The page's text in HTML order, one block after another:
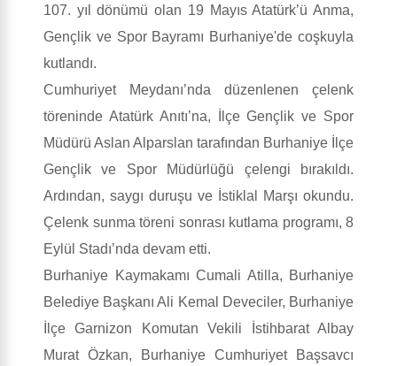
107. yıl dönümü olan 19 Mayıs Atatürk’ü Anma,
Gençlik ve Spor Bayramı Burhaniye'de coşkuyla
kutlandı.
Cumhuriyet Meydanı’nda düzenlenen çelenk
töreninde Atatürk Anıtı’na, İlçe Gençlik ve Spor
Müdürü Aslan Alparslan tarafından Burhaniye İlçe
Gençlik ve Spor Müdürlüğü çelengi bırakıldı.
Ardından, saygı duruşu ve İstiklal Marşı okundu.
Çelenk sunma töreni sonrası kutlama programı, 8
Eylül Stadı’nda devam etti.
Burhaniye Kaymakamı Cumali Atilla, Burhaniye
Belediye Başkanı Ali Kemal Deveciler, Burhaniye
İlçe Garnizon Komutan Vekili İstihbarat Albay
Murat Özkan, Burhaniye Cumhuriyet Başsavcı